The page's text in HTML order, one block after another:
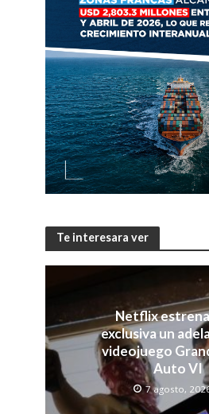
Te interesara ver
Netflix
exclusiva un
videojuego
Auto VI
7 agosto,